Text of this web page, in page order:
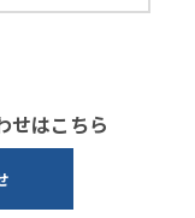
せはこちら